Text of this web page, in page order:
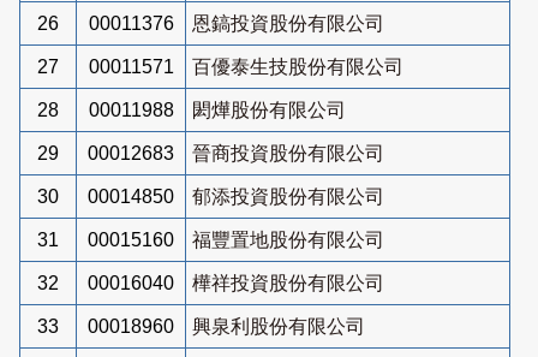
26 00011376 恩鎬投資股份有限公司
27 00011571 百優泰生技股份有限公司
28 00011988 閎燁股份有限公司
29 00012683 晉商投資股份有限公司
30 00014850 郁添投資股份有限公司
31 00015160 福豐置地股份有限公司
32 00016040 樺祥投資股份有限公司
33 00018960 興泉利股份有限公司